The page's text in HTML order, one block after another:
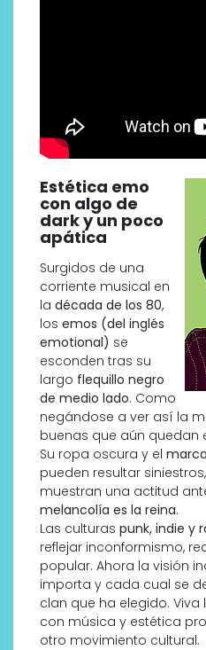
Estética emo
con algo de
dark y un poco
apática
Surgidos de una
corriente musical en
la década de los 80,
los emos (del inglés
emotional) se
esconden tras su
largo flequillo negro
de medio lado. Como
negándose a ver así la
buenas que aún quedan
Su ropa oscura y el
pueden resultar
muestran una actitud
melancolía es la reina.
Las culturas punk, indie y
reflejar inconformismo,
popular. Ahora la visión
importa y cada cual se
clan que ha elegido.
con música y estética
otro movimiento cultural.